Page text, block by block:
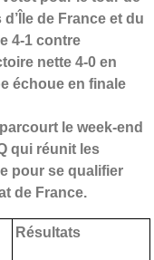
de France et du
4-1 contre
nette 4-0 en
échoue en finale
le week-end
qui réunit les
pour se qualifier
de France.
Résultats